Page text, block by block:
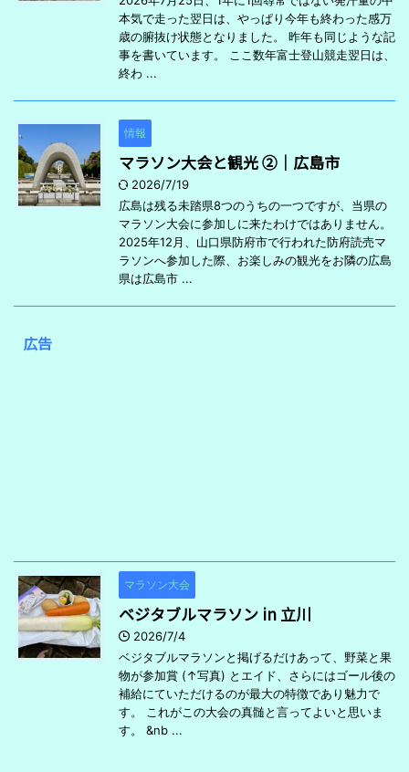
本気で走った翌日は、やっぱり今年も終わった感万
歳の腑抜け状態となりました。 昨年も同じような記
事を書いています。 ここ数年富士登山競走翌日は、
終わ ...
情報
マラソン大会と観光 ②｜広島市
2026/7/19
広島は残る未踏県8つのうちの一つですが、当県の
マラソン大会に参加しに来たわけではありません。
2025年12月、山口県防府市で行われた防府読売マ
ラソンへ参加した際、お楽しみの観光をお隣の広島
県は広島市 ...
広告
マラソン大会
ベジタブルマラソン in 立川
2026/7/4
ベジタブルマラソンと掲げるだけあって、野菜と果
物が参加賞 (↑写真) とエイド、さらにはゴール後の
補給にていただけるのが最大の特徴であり魅力で
す。 これがこの大会の真髄と言ってよいと思いま
す。 &nb ...